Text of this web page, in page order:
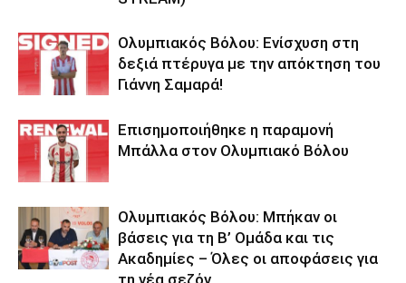
Ολυμπιακός Βόλου: Ενίσχυση στη
δεξιά πτέρυγα με την απόκτηση του
Γιάννη Σαμαρά!
Επισημοποιήθηκε η παραμονή
Μπάλλα στον Ολυμπιακό Βόλου
Ολυμπιακός Βόλου: Μπήκαν οι
βάσεις για τη Β’ Ομάδα και τις
Ακαδημίες – Όλες οι αποφάσεις για
τη νέα σεζόν